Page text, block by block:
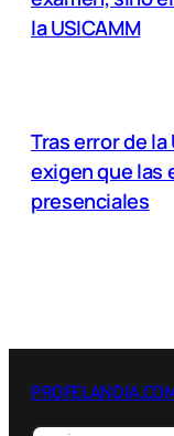
la USICAMM
Tras error de la
exigen que las
presenciales